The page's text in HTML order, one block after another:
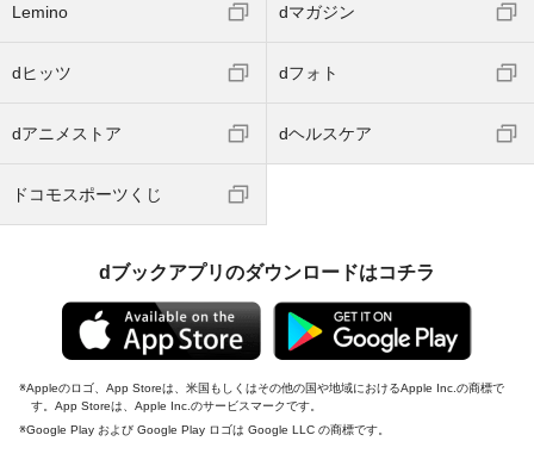
Lemino dマガジン
dヒッツ dフォト
dアニメストア dヘルスケア
ドコモスポーツくじ
dブックアプリのダウンロードはコチラ
Appleのロゴ、App Storeは、米国もしくはその他の国や地域におけるApple Inc.の商標で
す。App Storeは、Apple Inc.のサービスマークです。
Google Play および Google Play ロゴは Google LLC の商標です。